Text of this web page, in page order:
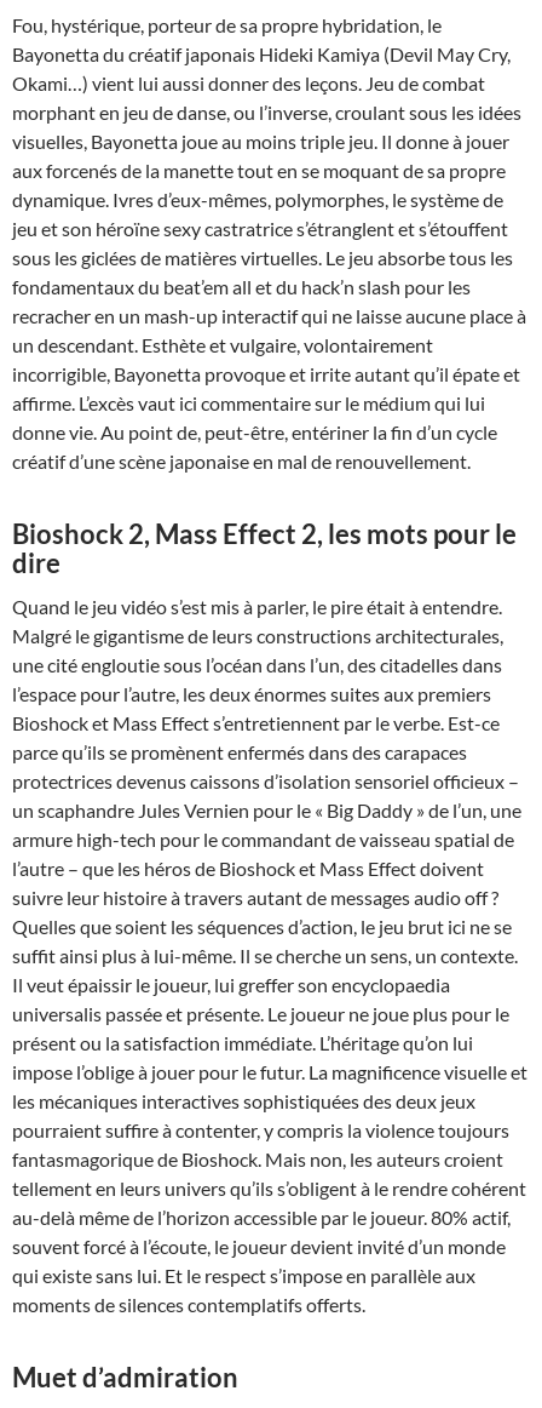
Fou, hystérique, porteur de sa propre hybridation, le
Bayonetta du créatif japonais Hideki Kamiya (Devil May Cry,
Okami…) vient lui aussi donner des leçons. Jeu de combat
morphant en jeu de danse, ou l’inverse, croulant sous les idées
visuelles, Bayonetta joue au moins triple jeu. Il donne à jouer
aux forcenés de la manette tout en se moquant de sa propre
dynamique. Ivres d’eux-mêmes, polymorphes, le système de
jeu et son héroïne sexy castratrice s’étranglent et s’étouffent
sous les giclées de matières virtuelles. Le jeu absorbe tous les
fondamentaux du beat’em all et du hack’n slash pour les
recracher en un mash-up interactif qui ne laisse aucune place à
un descendant. Esthète et vulgaire, volontairement
incorrigible, Bayonetta provoque et irrite autant qu’il épate et
affirme. L’excès vaut ici commentaire sur le médium qui lui
donne vie. Au point de, peut-être, entériner la fin d’un cycle
créatif d’une scène japonaise en mal de renouvellement.
Bioshock 2, Mass Effect 2, les mots pour le
dire
Quand le jeu vidéo s’est mis à parler, le pire était à entendre.
Malgré le gigantisme de leurs constructions architecturales,
une cité engloutie sous l’océan dans l’un, des citadelles dans
l’espace pour l’autre, les deux énormes suites aux premiers
Bioshock et Mass Effect s’entretiennent par le verbe. Est-ce
parce qu’ils se promènent enfermés dans des carapaces
protectrices devenus caissons d’isolation sensoriel officieux –
un scaphandre Jules Vernien pour le « Big Daddy » de l’un, une
armure high-tech pour le commandant de vaisseau spatial de
l’autre – que les héros de Bioshock et Mass Effect doivent
suivre leur histoire à travers autant de messages audio off ?
Quelles que soient les séquences d’action, le jeu brut ici ne se
suffit ainsi plus à lui-même. Il se cherche un sens, un contexte.
Il veut épaissir le joueur, lui greffer son encyclopaedia
universalis passée et présente. Le joueur ne joue plus pour le
présent ou la satisfaction immédiate. L’héritage qu’on lui
impose l’oblige à jouer pour le futur. La magnificence visuelle et
les mécaniques interactives sophistiquées des deux jeux
pourraient suffire à contenter, y compris la violence toujours
fantasmagorique de Bioshock. Mais non, les auteurs croient
tellement en leurs univers qu’ils s’obligent à le rendre cohérent
au-delà même de l’horizon accessible par le joueur. 80% actif,
souvent forcé à l’écoute, le joueur devient invité d’un monde
qui existe sans lui. Et le respect s’impose en parallèle aux
moments de silences contemplatifs offerts.
Muet d’admiration